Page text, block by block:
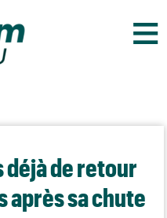
≡
déjà de retour
après sa chute